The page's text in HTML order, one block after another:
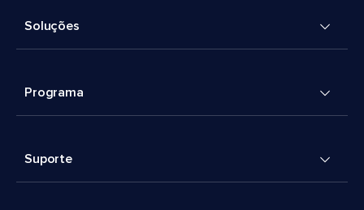
Soluções
Programa
Suporte